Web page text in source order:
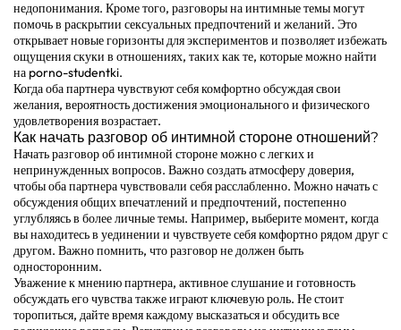
недопонимания. Кроме того, разговоры на интимные темы могут
помочь в раскрытии сексуальных предпочтений и желаний. Это
открывает новые горизонты для экспериментов и позволяет избежать
ощущения скуки в отношениях, таких как те, которые можно найти
на porno-studentki.
Когда оба партнера чувствуют себя комфортно обсуждая свои
желания, вероятность достижения эмоционального и физического
удовлетворения возрастает.
Как начать разговор об интимной стороне отношений?
Начать разговор об интимной стороне можно с легких и
непринужденных вопросов. Важно создать атмосферу доверия,
чтобы оба партнера чувствовали себя расслабленно. Можно начать с
обсуждения общих впечатлений и предпочтений, постепенно
углубляясь в более личные темы. Например, выберите момент, когда
вы находитесь в уединении и чувствуете себя комфортно рядом друг с
другом. Важно помнить, что разговор не должен быть
односторонним.
Уважение к мнению партнера, активное слушание и готовность
обсуждать его чувства также играют ключевую роль. Не стоит
торопиться, дайте время каждому высказаться и обсудить все